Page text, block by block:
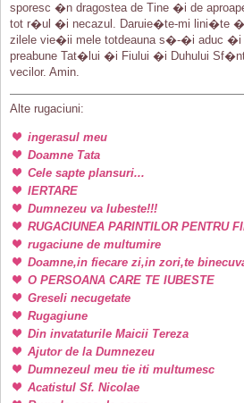
sporesc �n dragostea de Tine �i de
tot r�ul �i necazul. Daruie�te-mi lini�te
zilele vie�ii mele totdeauna s�-�i aduc
preabune Tat�lui �i Fiului �i Duhului
vecilor. Amin.
Alte rugaciuni:
ingerasul meu
Doamne Tata
Cele sapte plansuri...
IERTARE
Dumnezeu va Iubeste!!!
RUGACIUNEA PARINTILOR PENTRU
rugaciune de multumire
Doamne,in fiecare zi,in zori,te
O PERSOANA CARE TE IUBESTE
Greseli necugetate
Rugagiune
Din invataturile Maicii Tereza
Ajutor de la Dumnezeu
Dumnezeul meu tie iti multumesc
Acatistul Sf. Nicolae